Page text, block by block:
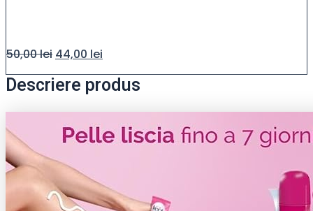
50,00lei 44,00 lei
Descriere produs